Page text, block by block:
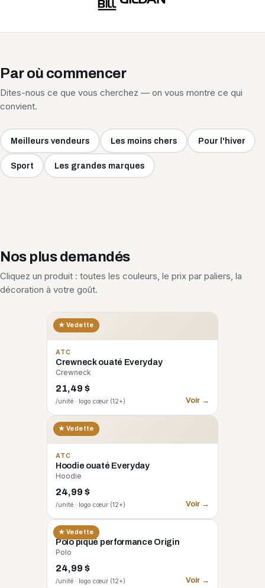
Par où commencer
Dites-nous ce que vous cherchez — on vous montre ce qui
convient.
Meilleurs vendeurs Les moins chers Pour l'hiver
Sport Les grandes marques
Nos plus demandés
Cliquez un produit : toutes les couleurs, le prix par paliers, la
décoration à votre goût.
★ Vedette
ATC
Crewneck ouaté Everyday
Crewneck
21,49 $
/unité · logo cœur (12+) Voir →
★ Vedette
ATC
Hoodie ouaté Everyday
Hoodie
24,99 $
/unité · logo cœur (12+) Voir →
★ Vedette
CORE 365
Polo piqué performance Origin
Polo
24,99 $
/unité · logo cœur (12+) Voir →